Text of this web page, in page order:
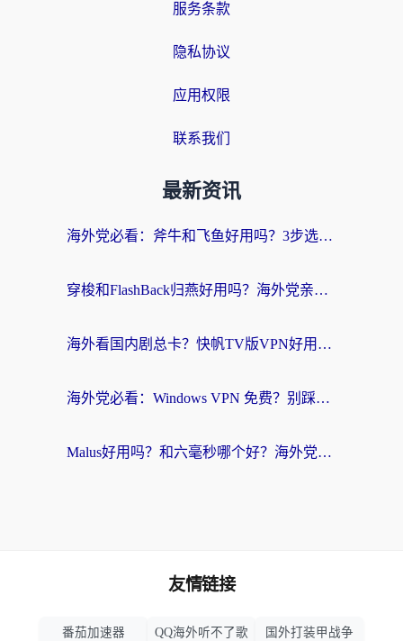
服务条款
隐私协议
应用权限
联系我们
最新资讯
海外党必看：斧牛和飞鱼好用吗？3步选对回国加速器，无缝刷剧玩国服
穿梭和FlashBack归燕好用吗？海外党亲测3款热门回国加速器，教你选对不踩坑
海外看国内剧总卡？快帆TV版VPN好用吗？和快滚VPN对比哪个回国效果更好？
海外党必看：Windows VPN 免费？别踩坑！教你选对好用的国内加速器无缝回国
Malus好用吗？和六毫秒哪个好？海外党选回国加速器的避坑指南
友情链接
番茄加速器 QQ海外听不了歌 国外打装甲战争